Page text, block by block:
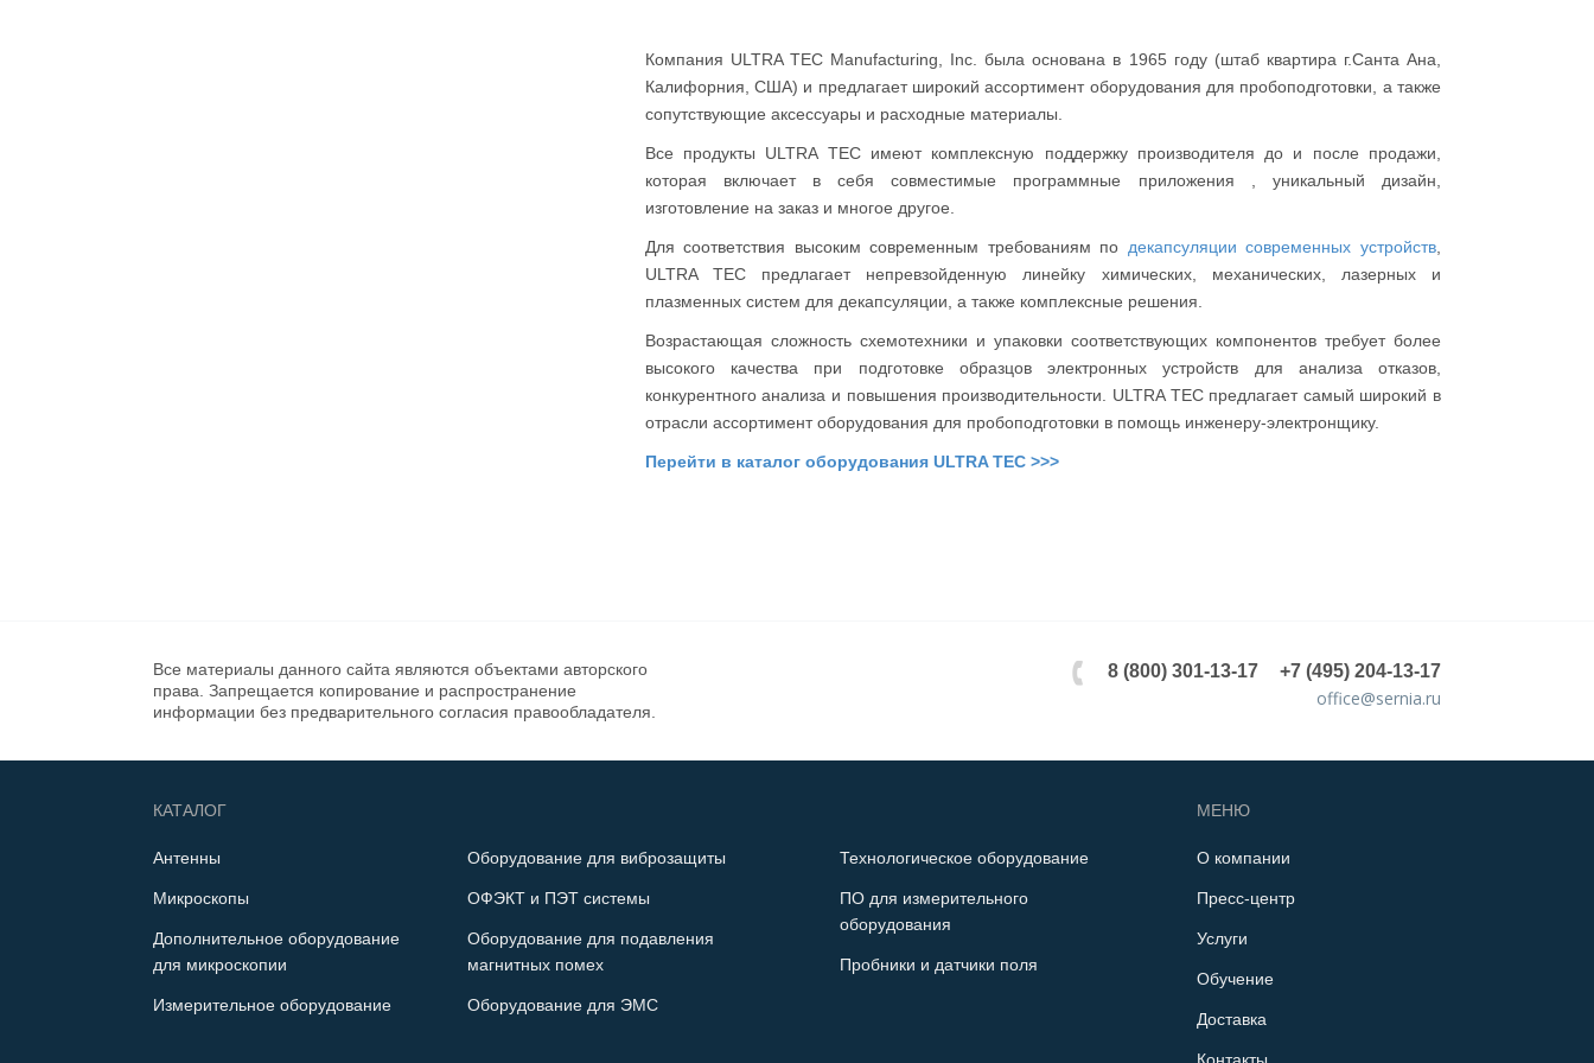
Компания ULTRA TEC Manufacturing, Inc. была основана в 1965 году (штаб квартира г.Санта Ана,
Калифорния, США) и предлагает широкий ассортимент оборудования для пробоподготовки, а также
сопутствующие аксессуары и расходные материалы.
Все продукты ULTRA TEC имеют комплексную поддержку производителя до и после продажи,
которая включает в себя совместимые программные приложения , уникальный дизайн,
изготовление на заказ и многое другое.
Для соответствия высоким современным требованиям по декапсуляции современных устройств
ULTRA TEC предлагает непревзойденную линейку химических, механических, лазерных и
плазменных систем для декапсуляции, а также комплексные решения.
Возрастающая сложность схемотехники и упаковки соответствующих компонентов требует более
высокого качества при подготовке образцов электронных устройств для анализа отказов,
конкурентного анализа и повышения производительности. ULTRA TEC предлагает самый широкий в
отрасли ассортимент оборудования для пробоподготовки в помощь инженеру-электронщику.
Перейти в каталог оборудования ULTRA TEC >>>
Все материалы данного сайта являются объектами авторского
права. Запрещается копирование и распространение
информации без предварительного согласия правообладателя.
+7 (495) 204-13-17
8 (800) 301-13-17
office@sernia.ru
КАТАЛОГ
Антенны
Микроскопы
Дополнительное оборудование
для микроскопии
Измерительное оборудование
Оборудование для виброзащиты
ОФЭКТ и ПЭТ системы
Оборудование для подавления
магнитных помех
Оборудование для ЭМС
Технологическое оборудование
ПО для измерительного
оборудования
Пробники и датчики поля
МЕНЮ
О компании
Пресс-центр
Услуги
Обучение
Доставка